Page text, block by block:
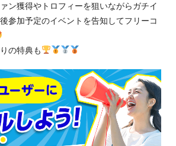
ン獲得やトロフィーを狙いながらガチイ
参加予定のイベントを告知してフリーコ
の特典も